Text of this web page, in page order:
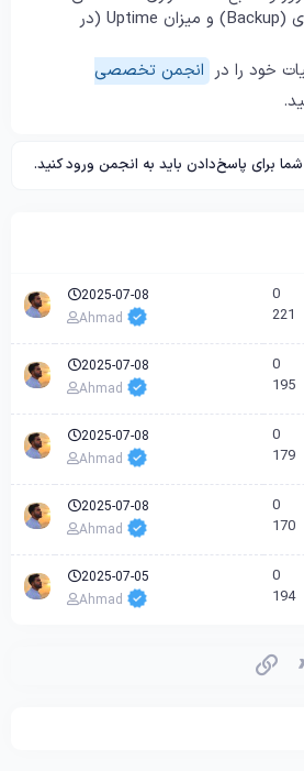
اصلی برای انتخاب یک سرور خوب به شمار می‌آیند. همچنین همیشه وضعیت سرور، پشتیبان‌گیری (Backup) و میزان Uptime (در
خود را در انجمن تخصصی
شما برای پاسخ‌دادن باید به انجمن ورود کنید.
0
221
2025-07-08
Ahmad
0
195
2025-07-08
Ahmad
0
179
2025-07-08
Ahmad
0
170
2025-07-08
Ahmad
0
194
2025-07-05
Ahmad
زینگ